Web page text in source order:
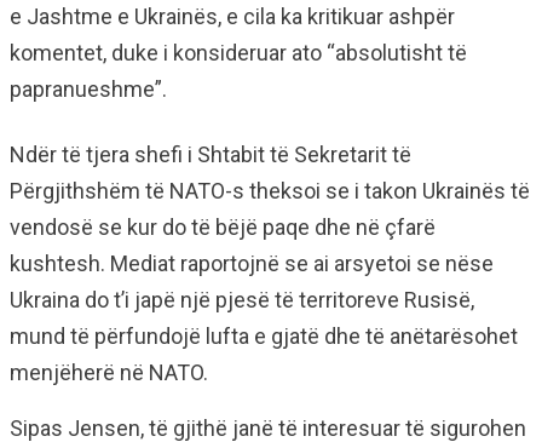
e Jashtme e Ukrainës, e cila ka kritikuar ashpër
komentet, duke i konsideruar ato “absolutisht të
papranueshme”.
Ndër të tjera shefi i Shtabit të Sekretarit të
Përgjithshëm të NATO-s theksoi se i takon Ukrainës të
vendosë se kur do të bëjë paqe dhe në çfarë
kushtesh. Mediat raportojnë se ai arsyetoi se nëse
Ukraina do t’i japë një pjesë të territoreve Rusisë,
mund të përfundojë lufta e gjatë dhe të anëtarësohet
menjëherë në NATO.
Sipas Jensen, të gjithë janë të interesuar të sigurohen